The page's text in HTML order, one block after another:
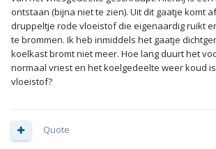
ontstaan (bijna niet te zien). Uit dit gaatje komt
druppeltje rode vloeistof die eigenaardig ruikt
te brommen. Ik heb inmiddels het gaatje
koelkast bromt niet meer. Hoe lang duurt het
normaal vriest en het koelgedeelte weer koud
vloeistof?
Quote